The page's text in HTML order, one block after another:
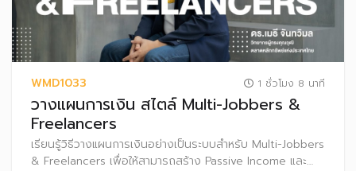
WMD1033 1 ชั่วโมง 8 นาที
วางแผนการเงิน สไตล์ Multi-Jobbers &
Freelancers
เรียนรู้วิธีวางแผนการเงินอย่างเป็นระบบสำหรับ Multi-Jobbers
& Freelancers เพื่อให้สามารถสร้าง Passive Income และ